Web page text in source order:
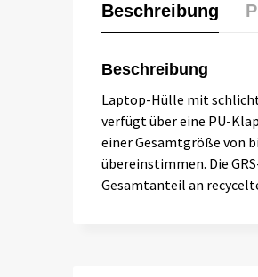
Beschreibung
Beschreibung
Laptop-Hülle mit
verfügt über eine PU-
einer Gesamtgröße von
übereinstimmen. Die
Gesamtanteil an